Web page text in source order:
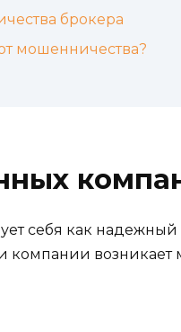
брокера
мошенничества?
себя как
компании возникает